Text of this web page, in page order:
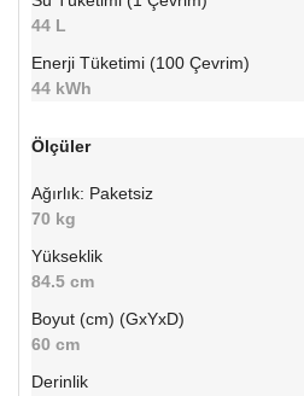
44 L
Enerji Tüketimi (100 Çevrim)
44 kWh
Ölçüler
Ağırlık: Paketsiz
70 kg
Yükseklik
84.5 cm
Boyut (cm) (GxYxD)
60 cm
Derinlik